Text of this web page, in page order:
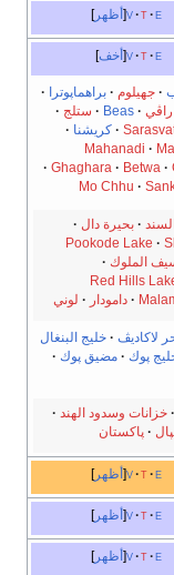
أظهر v t e
أخف v t e
جهيلوم
براهماپوترا
راڤي Beas
ستلج
كريشنا
Mahanadi
Ghaghara
Betwa
Mo Chhu
بحيرة دال
Pookode Lake
الملوك
Red Hills
دامودار لوني
لاكاديڤ
خليج البنغال
پوك
مضيق پوك
خزانات وسدود الهند
پاكستان
أظهر v t e
أظهر v t e
أظهر v t e